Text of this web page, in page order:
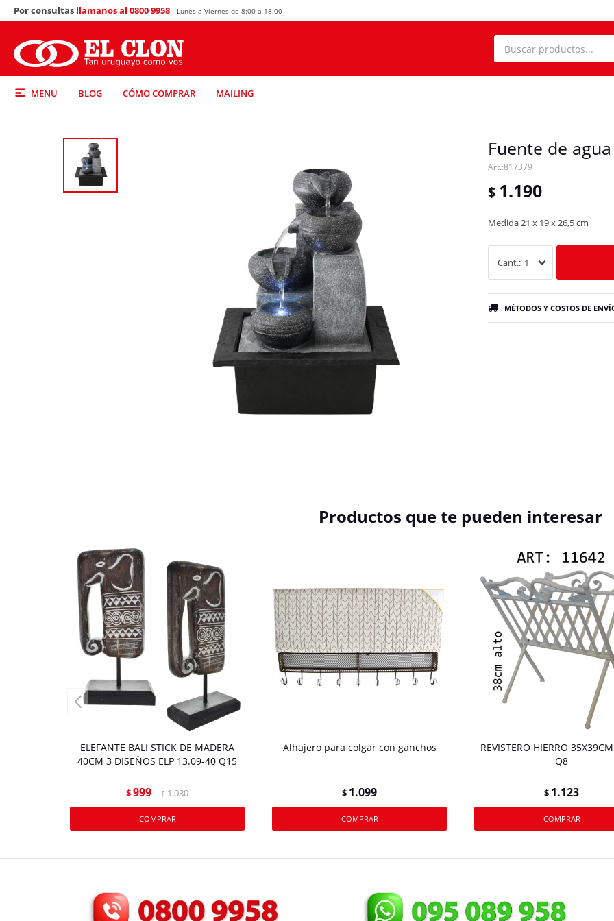
MENU BLOG CÓMO COMPRAR MAILING
Por consultas llamanos al 0800 9958 Lunes a Viernes de 8:00 a 18:00
Fuente de
817379
$ 1.190
Medida 21 x 19 x 26,5 cm
1
MÉTODOS Y COSTOS DE
Productos que te pueden interesar
ELEFANTE BALI STICK DE MADERA
40CM 3 DISEÑOS ELP 13.09-40 Q15
$999 $ 1.030
Alhajero para colgar con ganchos
$ 1.099
REVISTERO HIERRO
Q8
$ 1.123